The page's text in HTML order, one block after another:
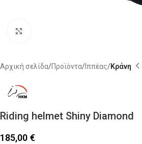
Αρχική σελίδα Προϊόντα Ιππέας Κράνη
Riding helmet Shiny Diamond
185,00 €